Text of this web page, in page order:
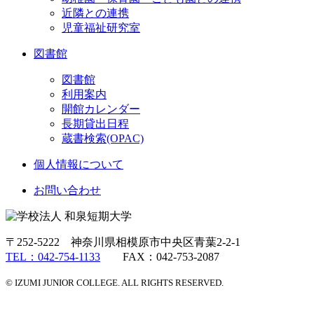
近隣との連携
児童福祉研究室
図書館
図書館
利用案内
開館カレンダー
長期貸出日程
蔵書検索(OPAC)
個人情報について
お問い合わせ
〒252-5222 神奈川県相模原市中央区青葉2-2-1
TEL：042-754-1133 FAX：042-753-2087
© IZUMI JUNIOR COLLEGE. ALL RIGHTS RESERVED.